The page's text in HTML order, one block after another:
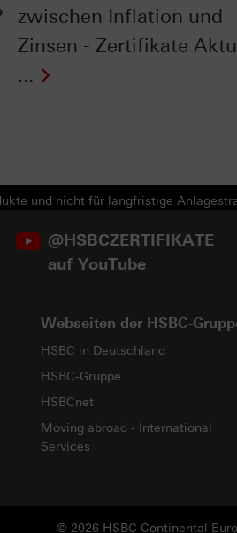
zwischen Inflation und
Zinsen - Zertifikate
...
und nicht für langfristige
@HSBCZERTIFIKATE
auf YouTube
Webseiten der HSBC-
HSBC in Deutschland
HSBC-Gruppe
HSBCnet
Moving abroad - International
Services
© 2026 HSBC Continental